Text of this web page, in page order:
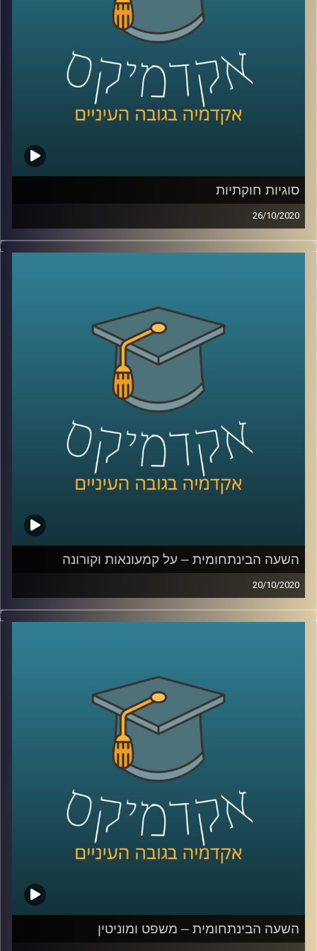
להאזין לתוכנית בה מתארח ד"ר תומר פישמן
מביה"ס לקיימות באוניברסיטת ריימן, אקולוג
תעשייתי, שמסביר על הדרך האקדמית שעבר,
ונותן דוגמאות מהחיים על המקומות שבהם
אקולוגים תעשייתים תורמים את הידע שלהם
לשיפור החיים של כולנו.
סוגיות חוקתיות
26/10/2020
ד"ר אדם שנער, מרצה בכיר וחוקר בביה"ס
סוגיות נבחרות ממחקריו.
מוזמנים להצטרף אלינו לשעה מרתקת בה נדבר
על המצב המשפטי בשטחים הכבושים, על
הטשטוש בין הצבא למשטרה, האפלייה של
ערביי ארץ ישראל, והגבלת חופש הביטוי
בישראל בשנים האחרונות בכלל, ובתקופת
הקורונה בפרט.
קרדיט תמונות:AudioVersity
השעה הבינתחומית – על קמעונאות וקורונה
20/10/2020
ד"ר דנה טבת מביה"ס אריסון למנהל עסקים
בנושאי שיווק וקמעונאות רלוונטים ביותר, הן
לצרכנים, אך בעיקר לאנשים מהתעשייה
כיום, בתור האחראית לתחום הלמידה
ההיברידית בפקולטה למנהל עסקים
באוניברסיטת רייכמן, היא מבינה כמה עולמות
הקמעונאות והלמידה שעוברים טרנספורמציה
ומתאימים את עצמם לעולם האון ליין (לקורונה
שלום), דומים מאי פעם
לקוחות, פרסונליזציה של לקוחות, ונראה כמה
למידה וקמעונאות נהיים דומים מיום ליום
השעה הבינתחומית – משפט ומוניטין